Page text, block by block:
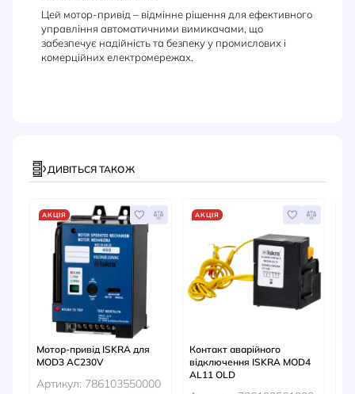
Цей мотор-привід – відмінне рішення для ефективного
управління автоматичними вимикачами, що
забезпечує надійність та безпеку у промислових і
комерційних електромережах.
ДИВІТЬСЯ ТАКОЖ
АКЦІЯ
Мотор-привід ISKRA для
MOD3 AC230V
Артикул: 786103550000
АКЦІЯ
Контакт аварійного
відключення ISKRA MOD4
AL11 OLD